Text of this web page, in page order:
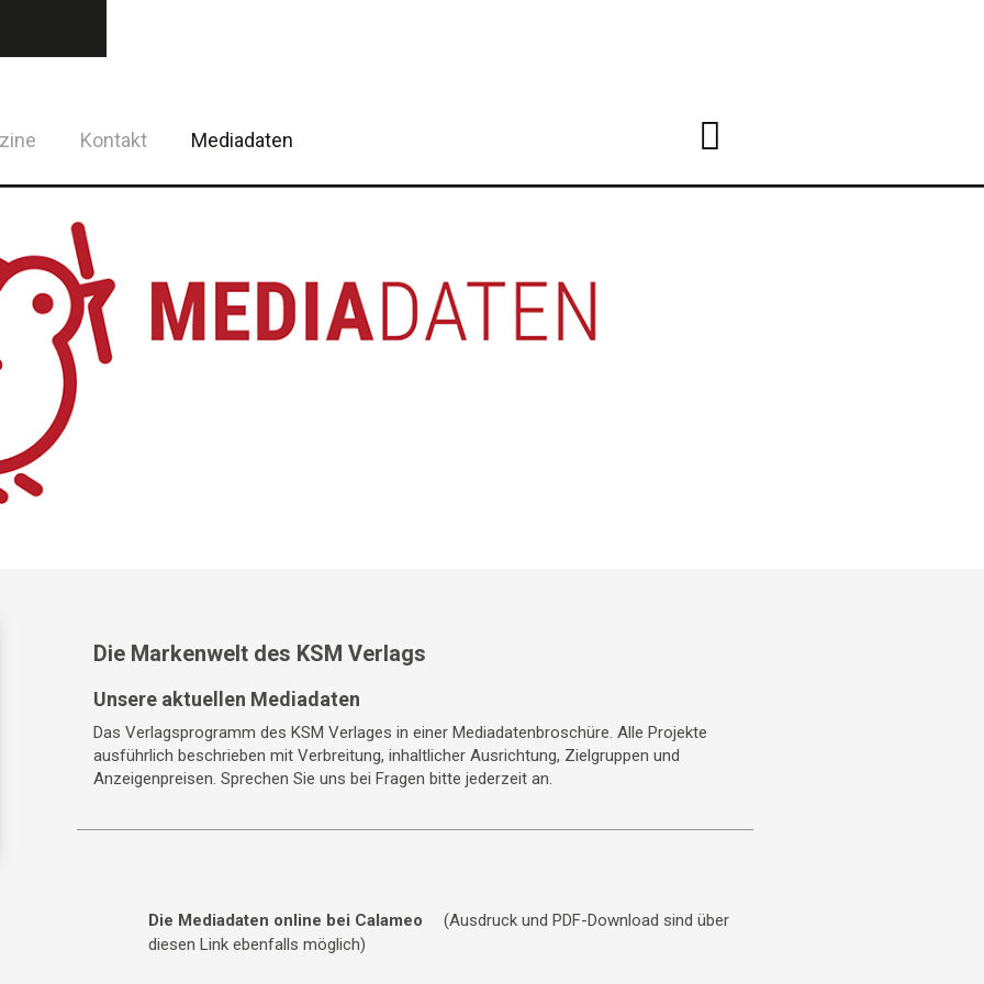
Kontakt Mediadaten
Die Markenwelt des KSM Verlags
Unsere aktuellen Mediadaten
Das Verlagsprogramm des KSM Verlages in einer Mediadatenbroschüre. Alle Projekte
ausführlich beschrieben mit Verbreitung, inhaltlicher Ausrichtung, Zielgruppen und
Anzeigenpreisen. Sprechen Sie uns bei Fragen bitte jederzeit an.
Die Mediadaten online bei Calameo
(Ausdruck und PDF-Download sind über
diesen Link ebenfalls möglich)